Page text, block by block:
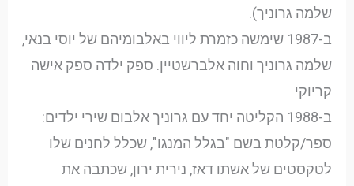
שלמה גרוניך).
ב-1987 שימשה כזמרת ליווי באלבומיהם של יוסי בנאי,
שלמה גרוניך וחוה אלברשטיין. ספק ילדה ספק אישה
קריוקי
ב-1988 הקליטה יחד עם גרוניך אלבום שירי ילדים:
ספר/קלטת בשם "בגלל המנגו", שכלל לחנים שלו
לטקסטים של אשתו דאז, נירית ירון, שכתבה את